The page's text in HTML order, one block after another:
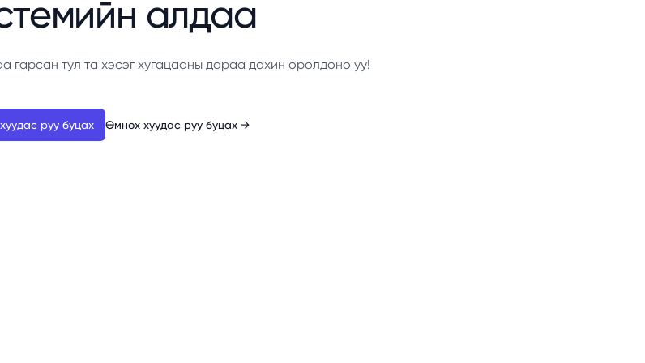
алдаа
гарсан тул та хэсэг хугацааны дараа дахин оролдоно уу!
руу буцах Өмнөх хуудас руу буцах →